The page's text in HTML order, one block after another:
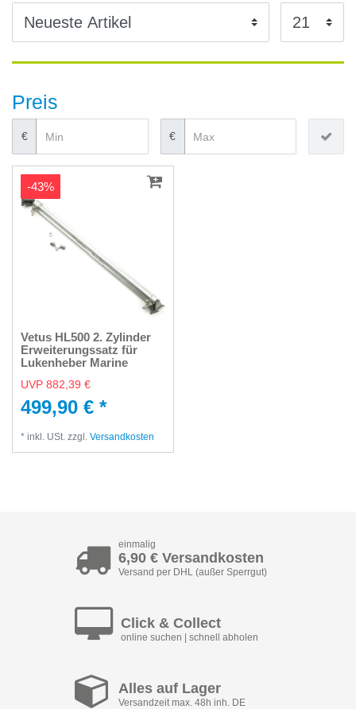
Preis
€ €
-43%
Vetus HL500 2. Zylinder
Erweiterungssatz für
Lukenheber Marine
UVP 882,39 €
499,90 € *
* inkl. USt. zzgl. Versandkosten
einmalig
6,90 € Versandkosten
Versand per DHL (außer Sperrgut)
Click & Collect
online suchen | schnell abholen
Alles auf Lager
Versandzeit max. 48h inh. DE